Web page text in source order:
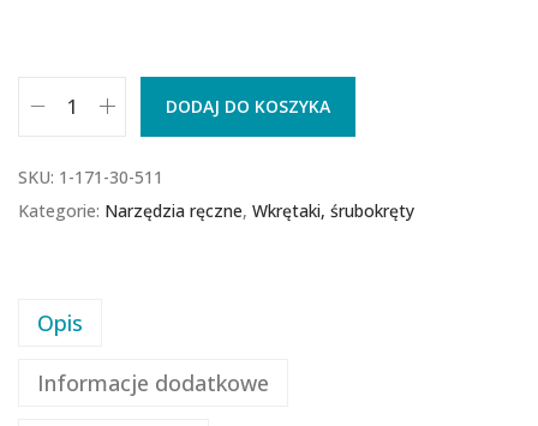
DODAJ DO KOSZYKA
SKU: 1-171-30-511
Kategorie: Narzędzia ręczne, Wkrętaki, śrubokręty
Opis
Informacje dodatkowe